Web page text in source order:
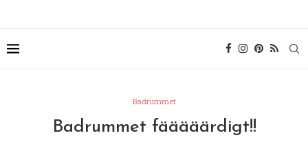
Badrummet
Badrummet fääääärdigt!!